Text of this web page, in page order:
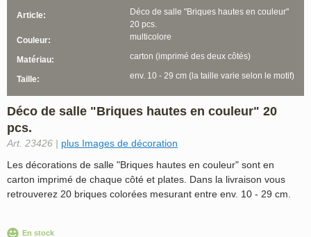
Déco de salle "Briques hautes en couleur" 20
pcs.
Art. 23426 | plus Images de décoration
Les décorations de salle "Briques hautes en couleur" sont en
carton imprimé de chaque côté et plates. Dans la livraison vous
retrouverez 20 briques colorées mesurant entre env. 10 - 29 cm.
En stock
Article:
Déco de salle "Briques hautes en couleur"
20 pcs.
Couleur:
multicolore
Matériau: carton (imprimé des deux côtés)
Taille: env. 10 - 29 cm (la taille varie selon le motif)